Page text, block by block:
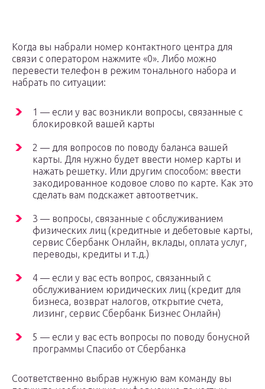
Когда вы набрали номер контактного центра для
связи с оператором нажмите «0». Либо можно
перевести телефон в режим тонального набора и
набрать по ситуации:
1 — если у вас возникли вопросы, связанные с
блокировкой вашей карты
2 — для вопросов по поводу баланса вашей
карты. Для нужно будет ввести номер карты и
нажать решетку. Или другим способом: ввести
закодированное кодовое слово по карте. Как это
сделать вам подскажет автоответчик.
3 — вопросы, связанные с обслуживанием
физических лиц (кредитные и дебетовые карты,
сервис Сбербанк Онлайн, вклады, оплата услуг,
переводы, кредиты и т.д.)
4 — если у вас есть вопрос, связанный с
обслуживанием юридических лиц (кредит для
бизнеса, возврат налогов, открытие счета,
лизинг, сервис Сбербанк Бизнес Онлайн)
5 — если у вас есть вопросы по поводу бонусной
программы Спасибо от Сбербанка
Соответственно выбрав нужную вам команду вы